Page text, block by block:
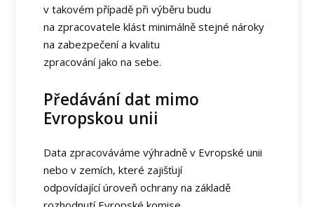
v takovém případě při výběru budu
na zpracovatele klást minimálně stejné nároky
na zabezpečení a kvalitu
zpracování jako na sebe.
Předávání dat mimo
Evropskou unii
Data zpracováváme výhradně v Evropské unii
nebo v zemích, které zajišťují
odpovídající úroveň ochrany na základě